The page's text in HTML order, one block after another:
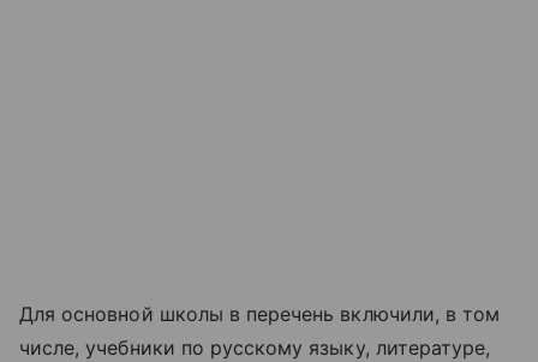
Для основной школы в перечень включили, в том
числе, учебники по русскому языку, литературе,